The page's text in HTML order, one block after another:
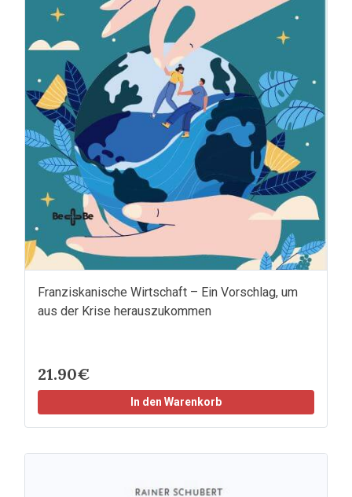
Franziskanische Wirtschaft – Ein Vorschlag, um
aus der Krise herauszukommen
21.90€
In den Warenkorb